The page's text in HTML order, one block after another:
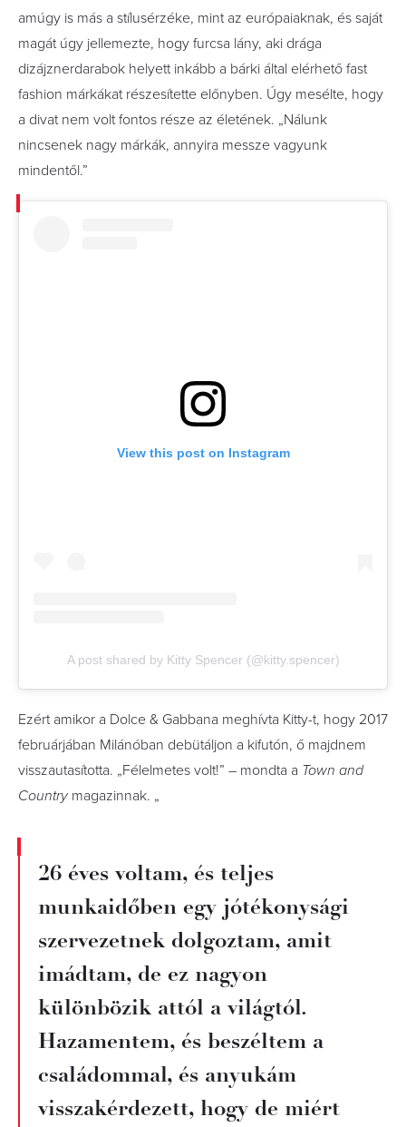
amúgy is más a stílusérzéke, mint az európaiaknak, és saját
magát úgy jellemezte, hogy furcsa lány, aki drága
dizájznerdarabok helyett inkább a bárki által elérhető fast
fashion márkákat részesítette előnyben. Úgy mesélte, hogy
a divat nem volt fontos része az életének. „Nálunk
nincsenek nagy márkák, annyira messze vagyunk
mindentől.”
View this post on Instagram
A post shared by Kitty Spencer (@kitty.spencer)
Ezért amikor a Dolce & Gabbana meghívta Kitty-t, hogy 2017
februárjában Milánóban debütáljon a kifutón, ő majdnem
visszautasította. „Félelmetes volt!” – mondta a Town and
Countrymagazinnak. „
26 éves voltam, és teljes
munkaidőben egy jótékonysági
szervezetnek dolgoztam, amit
imádtam, de ez nagyon
különbözik attól a világtól.
Hazamentem, és beszéltem a
családommal, és anyukám
visszakérdezett, hogy de miért